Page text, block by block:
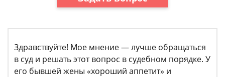
Здравствуйте! Мое мнение — лучше обращаться
в суд и решать этот вопрос в судебном порядке. У
его бывшей жены «хороший аппетит» и